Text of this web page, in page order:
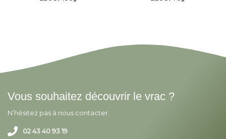
Vous souhaitez découvrir le vrac ?
N’hésitez pas à nous contacter.
02 43 40 93 19